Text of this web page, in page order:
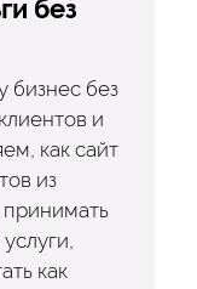
без
бизнес без
и
как сайт
из
принимать
как